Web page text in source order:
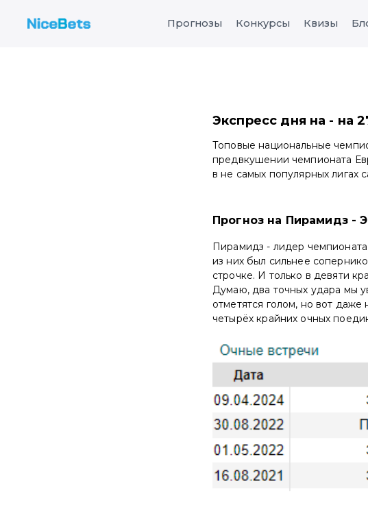
Прогнозы Конкурсы Квизы
Экспресс дня на - на
Топовые национальные
предвкушении чемпионата
в не самых популярных лигах
Прогноз на Пирамидз -
Пирамидз - лидер
из них был сильнее
строчке. И только в девяти
Думаю, два точных удара мы
отметятся голом, но вот
четырёх крайних очных